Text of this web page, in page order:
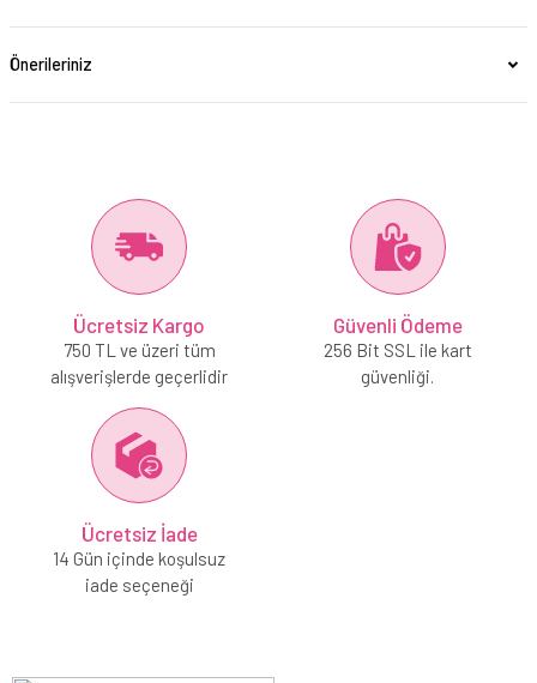
Önerileriniz
Ücretsiz Kargo
750 TL ve üzeri tüm
alışverişlerde geçerlidir
Güvenli Ödeme
256 Bit SSL ile kart
güvenliği.
Ücretsiz İade
14 Gün içinde koşulsuz
iade seçeneği